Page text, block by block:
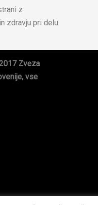
z
zdravju pri delu.
Zveza
vse